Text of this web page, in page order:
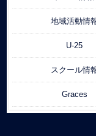
地域活動情
U-25
スクール情
Graces